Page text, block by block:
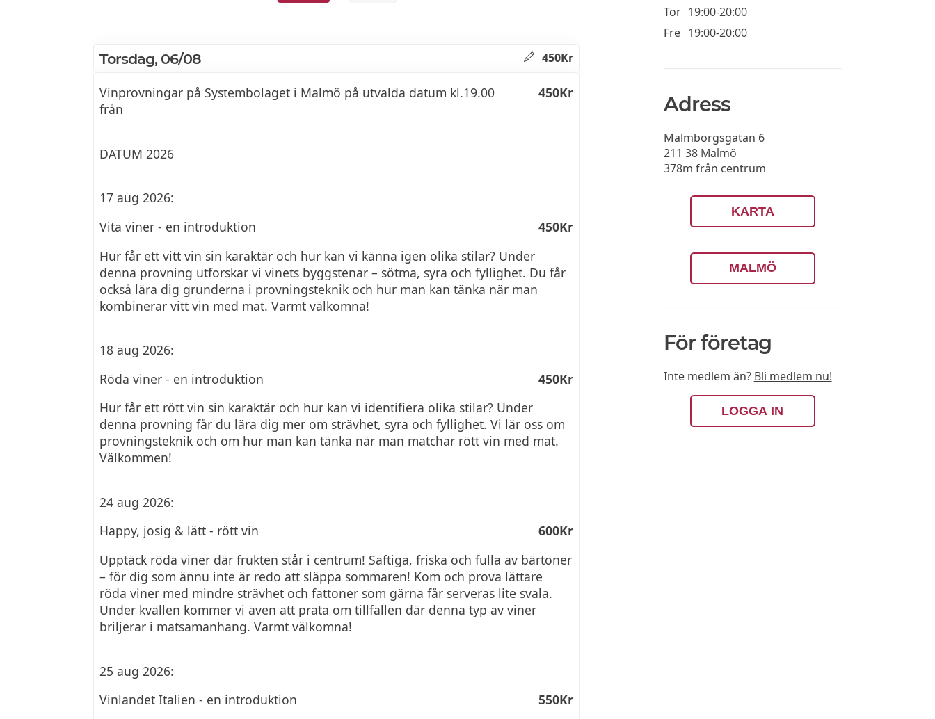
Torsdag, 06/08 450Kr
Vinprovningar på Systembolaget i Malmö på utvalda datum kl.19.00
från
450Kr
DATUM 2026
17 aug 2026:
Vita viner - en introduktion
450Kr
Hur får ett vitt vin sin karaktär och hur kan vi känna igen olika stilar? Under
denna provning utforskar vi vinets byggstenar – sötma, syra och fyllighet. Du får
också lära dig grunderna i provningsteknik och hur man kan tänka när man
kombinerar vitt vin med mat. Varmt välkomna!
18 aug 2026:
Röda viner - en introduktion
450Kr
Hur får ett rött vin sin karaktär och hur kan vi identifiera olika stilar? Under
denna provning får du lära dig mer om strävhet, syra och fyllighet. Vi lär oss om
provningsteknik och om hur man kan tänka när man matchar rött vin med mat.
Välkommen!
24 aug 2026:
Happy, josig & lätt - rött vin
600Kr
Upptäck röda viner där frukten står i centrum! Saftiga, friska och fulla av bärtoner
– för dig som ännu inte är redo att släppa sommaren! Kom och prova lättare
röda viner med mindre strävhet och fattoner som gärna får serveras lite svala.
Under kvällen kommer vi även att prata om tillfällen där denna typ av viner
briljerar i matsamanhang. Varmt välkomna!
25 aug 2026:
Vinlandet Italien - en introduktion
550Kr
Tor 19:00-20:00
Fre 19:00-20:00
Adress
Malmborgsgatan 6
211 38 Malmö
378m från centrum
KARTA
MALMÖ
För företag
Inte medlem än? Bli medlem nu!
LOGGA IN